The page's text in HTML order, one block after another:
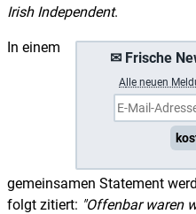
Irish Independent.
✉ Frische
Alle neuen
In einem
gemeinsamen Statement
folgt zitiert: "Offenbar waren